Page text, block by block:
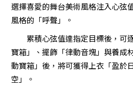
選擇喜愛的舞台美術風格注入心弦
風格的「呼聲」。
累積心弦值達指定目標後，可
寶箱」、擺飾「律動音塊」與養成
動寶箱」後，將可獲得上衣「盈於
空」。